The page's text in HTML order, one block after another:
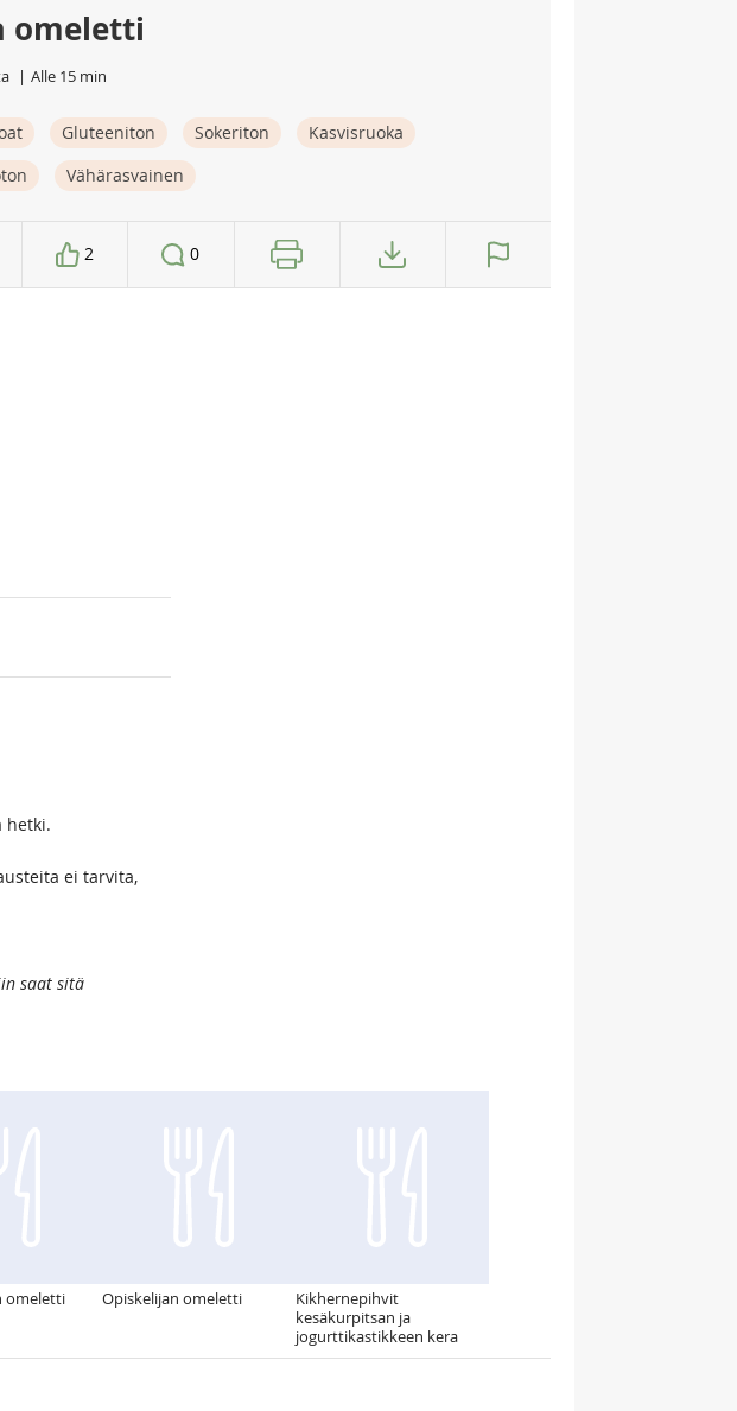
omeletti
Alle 15 min
Gluteeniton Sokeriton
Kasvisruoka
Vähärasvainen
2 0
hetki.
ei tarvita,
saat sitä
omeletti Opiskelijan omeletti
Kikhernepihvit
kesäkurpitsan ja
jogurttikastikkeen kera